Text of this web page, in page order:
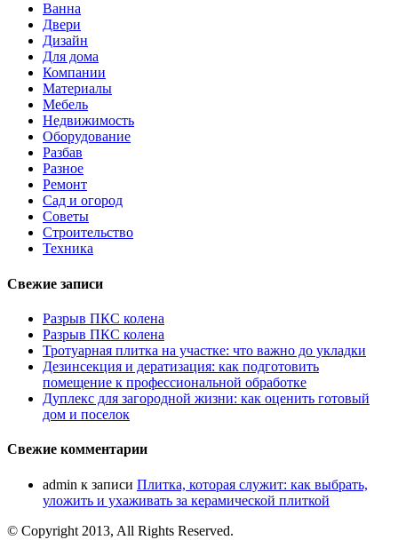
Ванна
Двери
Дизайн
Для дома
Компании
Материалы
Мебель
Недвижимость
Оборудование
Разбав
Разное
Ремонт
Сад и огород
Советы
Строительство
Техника
Свежие записи
Разрыв ПКС колена
Разрыв ПКС колена
Тротуарная плитка на участке: что важно до укладки
Дезинсекция и дератизация: как подготовить
помещение к профессиональной обработке
Дуплекс для загородной жизни: как оценить готовый
дом и поселок
Свежие комментарии
admin к записи Плитка, которая служит: как выбрать,
уложить и ухаживать за керамической плиткой
© Copyright 2013, All Rights Reserved.